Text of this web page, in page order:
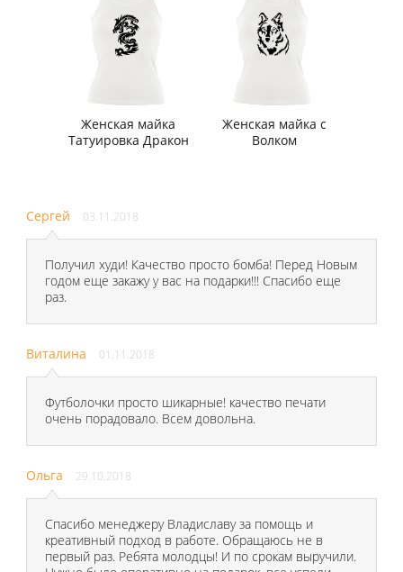
Женская майка
Татуировка Дракон
Женская майка с
Волком
Сергей 03.11.2018
Получил худи! Качество просто бомба! Перед Новым
годом еще закажу у вас на подарки!!! Спасибо еще
раз.
Виталина 01.11.2018
Футболочки просто шикарные! качество печати
очень порадовало. Всем довольна.
Ольга 29.10.2018
Спасибо менеджеру Владиславу за помощь и
креативный подход в работе. Обращаюсь не в
первый раз. Ребята молодцы! И по срокам выручили.